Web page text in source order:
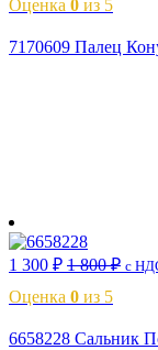
Оценка 0 из 5
7170609 Палец
1 300 ₽ 1 800₽ с
Оценка 0 из 5
6658228 Сальник